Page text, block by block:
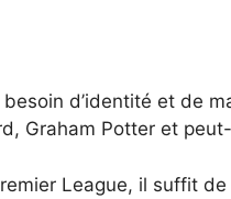
d’identité et de
Graham Potter et
League, il suffit